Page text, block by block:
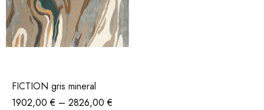
FICTION gris mineral
1902,00€ – 2826,00€